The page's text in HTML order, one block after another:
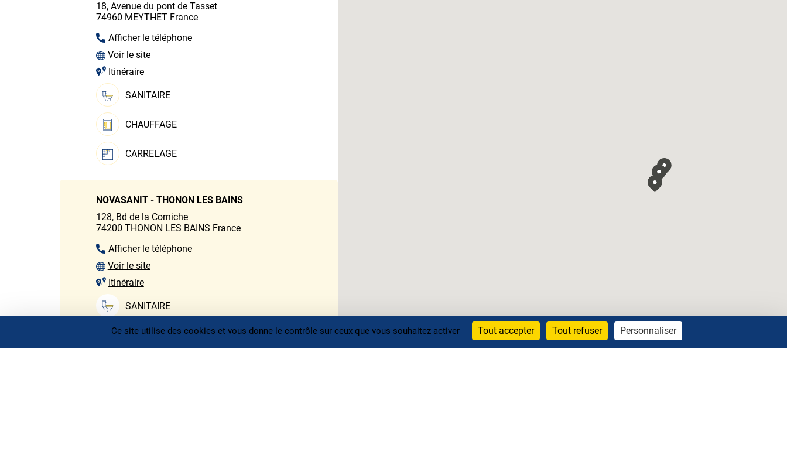
18, Avenue du pont de Tasset
74960 MEYTHET France
Afficher le téléphone
Voir le site
Itinéraire
SANITAIRE
CHAUFFAGE
CARRELAGE
NOVASANIT - THONON LES BAINS
128, Bd de la Corniche
74200 THONON LES BAINS France
Afficher le téléphone
Voir le site
Itinéraire
SANITAIRE
CHAUFFAGE
Ce site utilise des cookies et vous donne le contrôle sur ceux que vous souhaitez activer Tout accepter Tout refuser Personnaliser